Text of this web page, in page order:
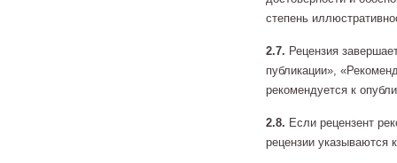
степень
2.7. Рецензия
публикации»,
рекомендуется к
2.8. Если рецензент
рецензии указываются